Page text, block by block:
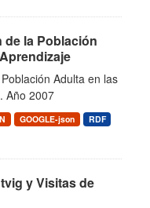
la Población
Adulta en las
Año 2007
GOOGLE-json
RDF
y Visitas de